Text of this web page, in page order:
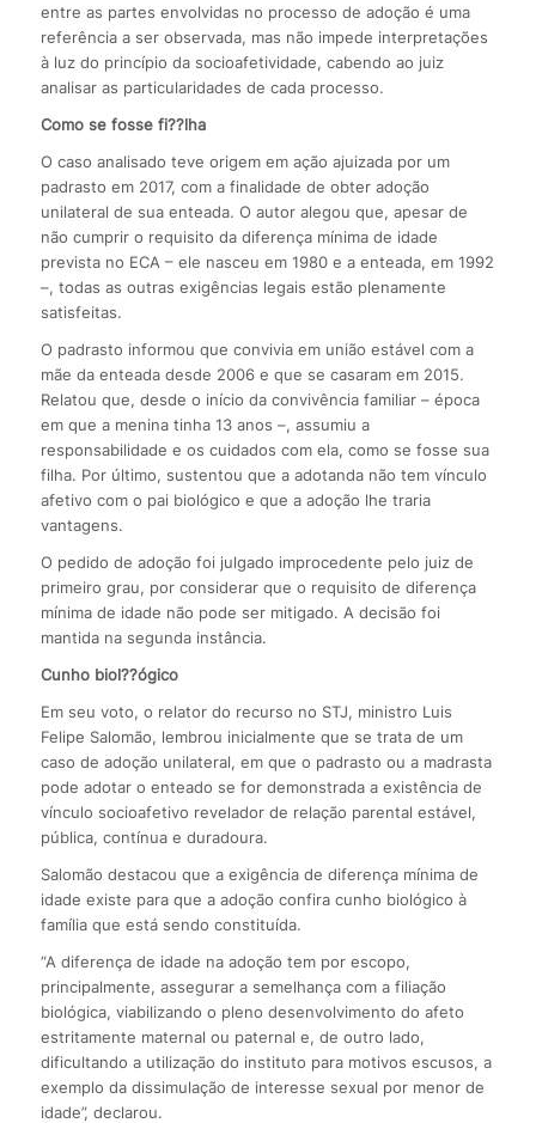
entre as partes envolvidas no processo de adoção é uma
referência a ser observada, mas não impede interpretações
à luz do princípio da socioafetividade, cabendo ao juiz
analisar as particularidades de cada processo.
Como se fosse fi??lha
O caso analisado teve origem em ação ajuizada por um
padrasto em 2017, com a finalidade de obter adoção
unilateral de sua enteada. O autor alegou que, apesar de
não cumprir o requisito da diferença mínima de idade
prevista no ECA – ele nasceu em 1980 e a enteada, em 1992
–, todas as outras exigências legais estão plenamente
satisfeitas.
O padrasto informou que convivia em união estável com a
mãe da enteada desde 2006 e que se casaram em 2015.
Relatou que, desde o início da convivência familiar – época
em que a menina tinha 13 anos –, assumiu a
responsabilidade e os cuidados com ela, como se fosse sua
filha. Por último, sustentou que a adotanda não tem vínculo
afetivo com o pai biológico e que a adoção lhe traria
vantagens.
O pedido de adoção foi julgado improcedente pelo juiz de
primeiro grau, por considerar que o requisito de diferença
mínima de idade não pode ser mitigado. A decisão foi
mantida na segunda instância.
Cunho biol??ógico
Em seu voto, o relator do recurso no STJ, ministro Luis
Felipe Salomão, lembrou inicialmente que se trata de um
caso de adoção unilateral, em que o padrasto ou a madrasta
pode adotar o enteado se for demonstrada a existência de
vínculo socioafetivo revelador de relação parental estável,
pública, contínua e duradoura.
Salomão destacou que a exigência de diferença mínima de
idade existe para que a adoção confira cunho biológico à
família que está sendo constituída.
“A diferença de idade na adoção tem por escopo,
principalmente, assegurar a semelhança com a filiação
biológica, viabilizando o pleno desenvolvimento do afeto
estritamente maternal ou paternal e, de outro lado,
dificultando a utilização do instituto para motivos escusos, a
exemplo da dissimulação de interesse sexual por menor de
idade”, declarou.